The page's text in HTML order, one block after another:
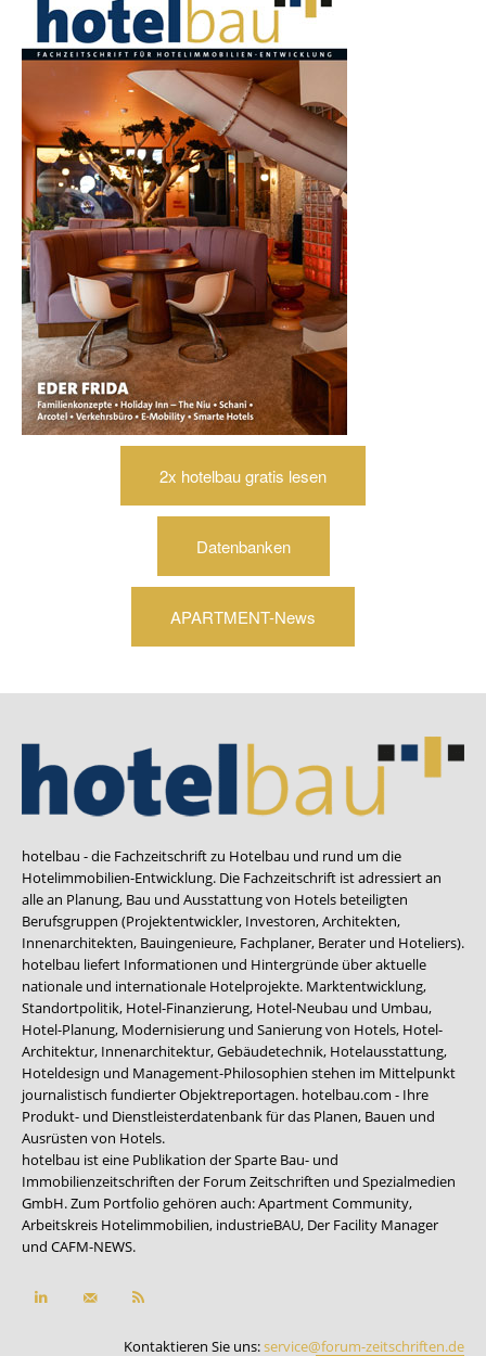
2x hotelbau gratis lesen
Datenbanken
APARTMENT-News
hotelbau - die Fachzeitschrift zu Hotelbau und rund um die
Hotelimmobilien-Entwicklung. Die Fachzeitschrift ist adressiert an
alle an Planung, Bau und Ausstattung von Hotels beteiligten
Berufsgruppen (Projektentwickler, Investoren, Architekten,
Innenarchitekten, Bauingenieure, Fachplaner, Berater und Hoteliers).
hotelbau liefert Informationen und Hintergründe über aktuelle
nationale und internationale Hotelprojekte. Marktentwicklung,
Standortpolitik, Hotel-Finanzierung, Hotel-Neubau und Umbau,
Hotel-Planung, Modernisierung und Sanierung von Hotels, Hotel-
Architektur, Innenarchitektur, Gebäudetechnik, Hotelausstattung,
Hoteldesign und Management-Philosophien stehen im Mittelpunkt
journalistisch fundierter Objektreportagen. hotelbau.com - Ihre
Produkt- und Dienstleisterdatenbank für das Planen, Bauen und
Ausrüsten von Hotels.
hotelbau ist eine Publikation der Sparte Bau- und
Immobilienzeitschriften der Forum Zeitschriften und Spezialmedien
GmbH. Zum Portfolio gehören auch:Apartment Community,
Arbeitskreis Hotelimmobilien, industrieBAU, Der Facility Manager
und CAFM-NEWS.
Kontaktieren Sie uns:service@forum-zeitschriften.de